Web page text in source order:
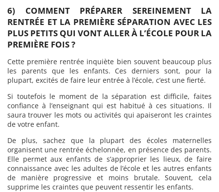
6) COMMENT PRÉPARER SEREINEMENT LA
RENTRÉE ET LA PREMIÈRE SÉPARATION AVEC LES
PLUS PETITS QUI VONT ALLER À L’ÉCOLE POUR LA
PREMIÈRE FOIS ?
Cette première rentrée inquiète bien souvent beaucoup plus
les parents que les enfants. Ces derniers sont, pour la
plupart, excités de faire leur entrée à l’école, c’est une fierté.
Si toutefois le moment de la séparation est difficile, faites
confiance à l’enseignant qui est habitué à ces situations. Il
saura trouver les mots ou activités qui apaiseront les craintes
de votre enfant.
De plus, sachez que la plupart des écoles maternelles
organisent une rentrée échelonnée, en présence des parents.
Elle permet aux enfants de s’approprier les lieux, de faire
connaissance avec les adultes de l’école et les autres enfants
de manière progressive et moins brutale. Souvent, cela
supprime les craintes que peuvent ressentir les enfants.